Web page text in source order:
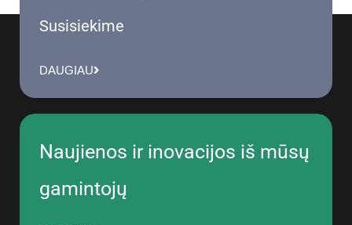
Susisiekime
DAUGIAU
Naujienos ir inovacijos iš mūsų
gamintojų